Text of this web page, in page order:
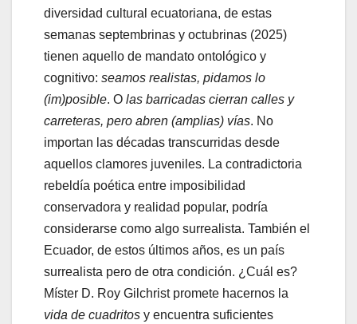
diversidad cultural ecuatoriana, de estas
semanas septembrinas y octubrinas (2025)
tienen aquello de mandato ontológico y
cognitivo: seamos realistas, pidamos lo
(im)posible. O las barricadas cierran calles y
carreteras, pero abren (amplias) vías. No
importan las décadas transcurridas desde
aquellos clamores juveniles. La contradictoria
rebeldía poética entre imposibilidad
conservadora y realidad popular, podría
considerarse como algo surrealista. También el
Ecuador, de estos últimos años, es un país
surrealista pero de otra condición. ¿Cuál es?
Míster D. Roy Gilchrist promete hacernos la
vida de cuadritos y encuentra suficientes